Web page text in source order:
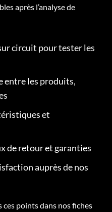
après l’analyse de
circuit pour tester les
entre les produits,
et
de retour et garanties
auprès de nos
points dans nos fiches